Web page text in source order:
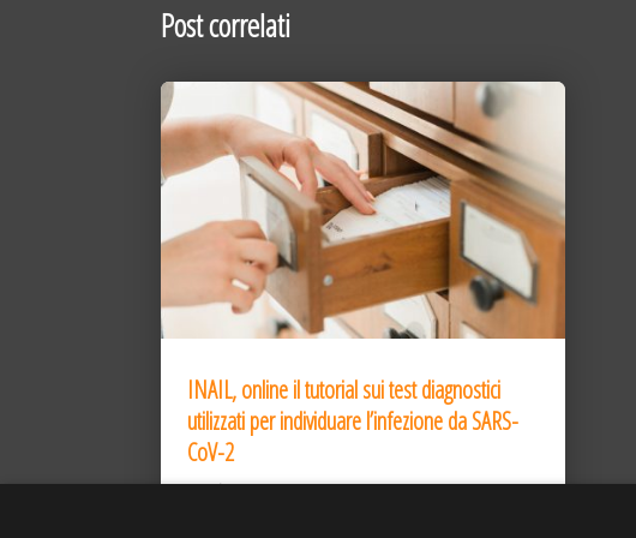
Post correlati
INAIL, online il tutorial sui test diagnostici
utilizzati per individuare l’infezione da SARS-
CoV-2
31 Dic 2020